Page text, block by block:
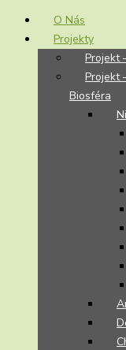
O Nás
Projekty
Projekt
Projekt
Biosféra